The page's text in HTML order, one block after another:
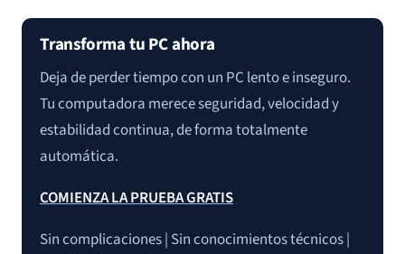
Transforma tu PC ahora
Deja de perder tiempo con un PC lento e inseguro.
Tu computadora merece seguridad, velocidad y
estabilidad continua, de forma totalmente
automática.
COMIENZA LA PRUEBA GRATIS
Sin complicaciones | Sin conocimientos técnicos |